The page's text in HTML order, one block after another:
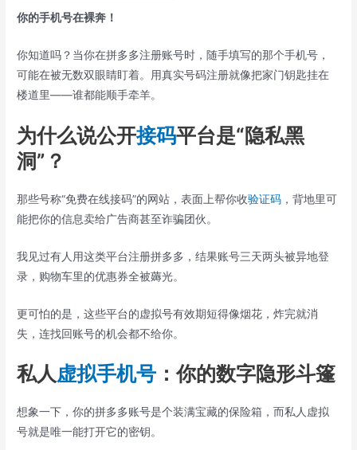
你的手机号在裸奔！
你知道吗？当你在拼多多注册账号时，随手填写的那个手机号，
可能在被无数双眼睛盯着。用真实号码注册就像把家门钥匙挂在
楼道里——谁都能顺手牵羊。
为什么说公开接码平台是“隐私黑
洞”？
那些号称“免费在线接码”的网站，表面上帮你收验证码 ，背地里可
能把你的信息卖给广告商甚至诈骗团伙。
我见过有人用这类平台注册拼多多，结果账号三天两头被异地登
录，购物车里的优惠券全被薅光。
更可怕的是，这些平台的虚拟号有效期短得像烟花，炸完就消
失，连找回账号的机会都不给你。
私人虚拟手机号 ：你的数字隐形斗篷
想象一下，你的拼多多账号是个装满宝藏的保险箱，而私人虚拟
号就是唯一能打开它的密钥。